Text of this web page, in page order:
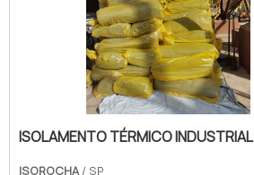
ISOLAMENTO TÉRMICO INDUSTRIAL
ISOROCHA/ SP